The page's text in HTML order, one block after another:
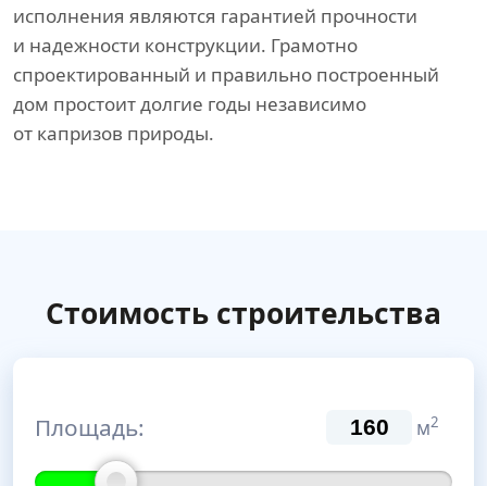
исполнения являются гарантией прочности
и надежности конструкции. Грамотно
спроектированный и правильно построенный
дом простоит долгие годы независимо
от капризов природы.
Стоимость строительства
Площадь: м2